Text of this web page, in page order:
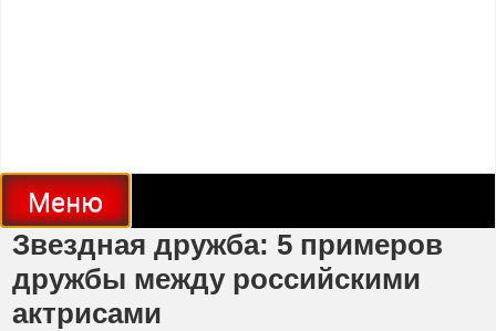
Меню
Звездная дружба: 5 примеров
дружбы между российскими
актрисами